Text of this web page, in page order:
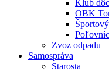
Klub
OBK
Zvoz odpadu
Samospráva
Starosta